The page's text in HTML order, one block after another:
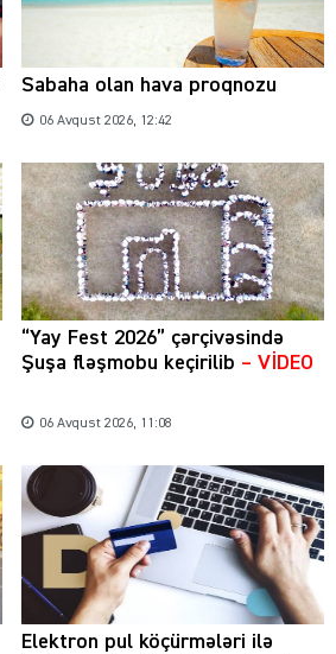
Sabaha olan hava proqnozu
06 Avqust 2026, 12:42
“Yay Fest 2026” çərçivəsində
Şuşa fləşmobu keçirilib – VİDEO
06 Avqust 2026, 11:08
Elektron pul köçürmələri ilə